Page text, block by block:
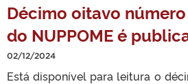
Décimo oitavo
do NUPPOME é
02/12/2024
Está disponível para leitura o